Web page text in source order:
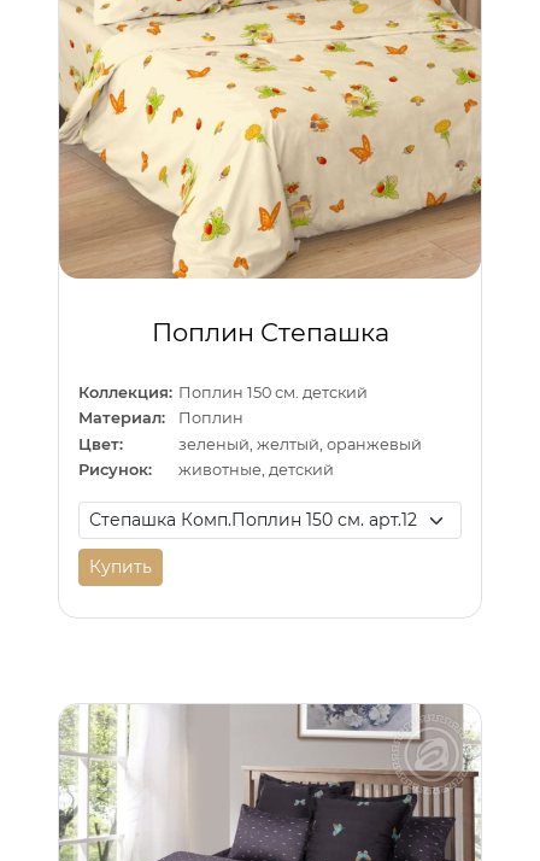
Поплин Степашка
Коллекция: Поплин 150 см. детский
Материал:
Поплин
Цвет:
зеленый, желтый, оранжевый
Рисунок:
животные, детский
Купить